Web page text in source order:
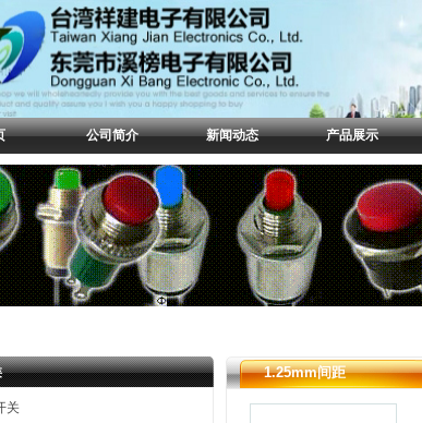
公司简介 新闻动态 产品展示
关
1.25mm间距